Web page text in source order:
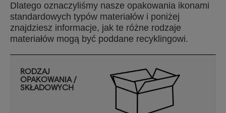
Dlatego oznaczyliśmy nasze opakowania ikonami
standardowych typów materiałów i poniżej
znajdziesz informacje, jak te różne rodzaje
materiałów mogą być poddane recyklingowi.
RODZAJ
OPAKOWANIA /
SKŁADOWYCH